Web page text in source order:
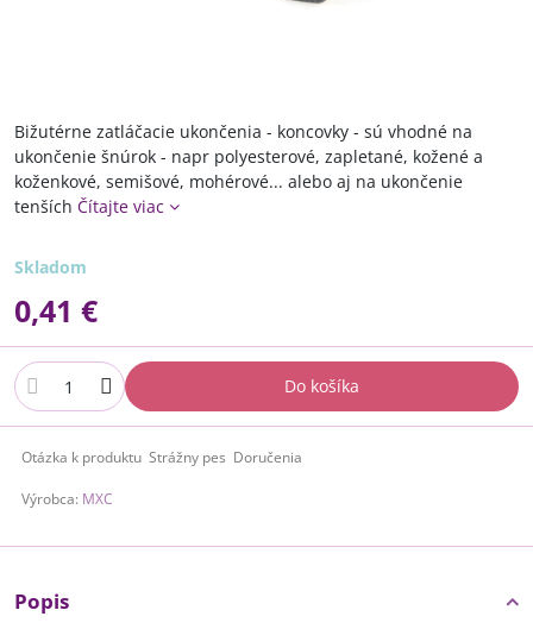
Bižutérne zatláčacie ukončenia - koncovky - sú vhodné na
ukončenie šnúrok - napr polyesterové, zapletané, kožené a
koženkové, semišové, mohérové... alebo aj na ukončenie
tenších Čítajte viac
Skladom
0,41 €
Do košíka
Otázka k produktu Strážny pes Doručenia
Výrobca: MXC
Popis